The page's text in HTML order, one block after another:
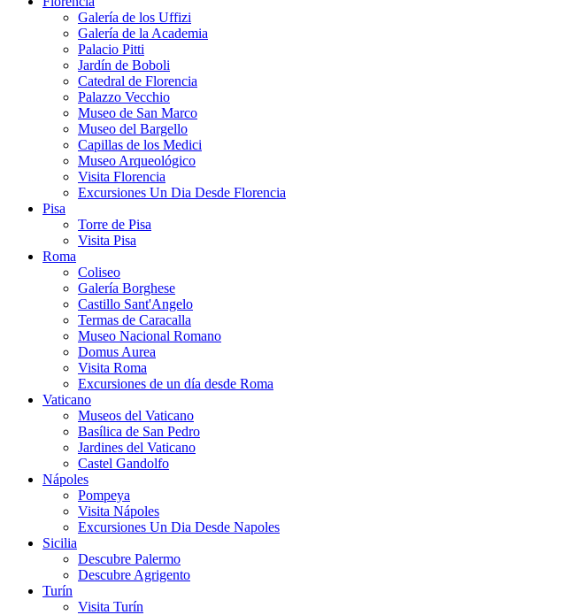
Galería de los Uffizi
Galería de la Academia
Palacio Pitti
Jardín de Boboli
Catedral de Florencia
Palazzo Vecchio
Museo de San Marco
Museo del Bargello
Capillas de los Medici
Museo Arqueológico
Visita Florencia
Excursiones Un Dia Desde Florencia
Pisa
Torre de Pisa
Visita Pisa
Roma
Coliseo
Galería Borghese
Castillo Sant'Angelo
Termas de Caracalla
Museo Nacional Romano
Domus Aurea
Visita Roma
Excursiones de un día desde Roma
Vaticano
Museos del Vaticano
Basílica de San Pedro
Jardines del Vaticano
Castel Gandolfo
Nápoles
Pompeya
Visita Nápoles
Excursiones Un Dia Desde Napoles
Sicilia
Descubre Palermo
Descubre Agrigento
Turín
Visita Turín